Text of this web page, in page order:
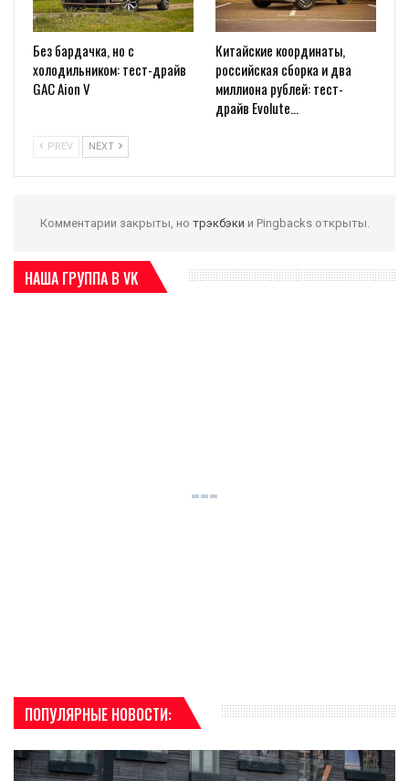
Без бардачка, но с
холодильником: тест-драйв
GAC Aion V
Китайские координаты,
российская сборка и два
миллиона рублей: тест-
драйв Evolute…
PREV NEXT
Комментарии закрыты, но трэкбэки и Pingbacks открыты.
НАША ГРУППА В VK
ПОПУЛЯРНЫЕ НОВОСТИ: